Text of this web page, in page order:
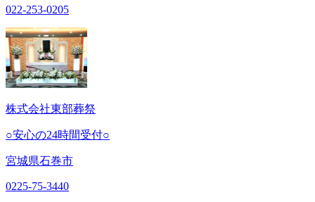
022-253-0205
株式会社東部葬祭
○安心の24時間受付○
宮城県石巻市
0225-75-3440